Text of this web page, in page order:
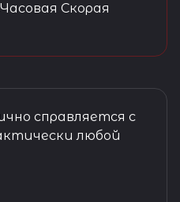
Скорая
справляется с
любой